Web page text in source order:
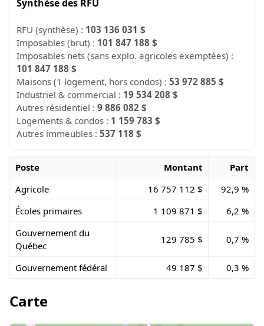
Synthèse des RFU
RFU (synthèse) : 103 136 031 $
Imposables (brut) : 101 847 188 $
Imposables nets (sans explo. agricoles exemptées) :
101 847 188 $
Maisons (1 logement, hors condos) :53 972 885 $
Industriel & commercial : 19 534 208 $
Autres résidentiel :9 886 082 $
Logements & condos : 1 159 783 $
Autres immeubles :537 118 $
Poste Montant
Part
Agricole
16 757 112 $
92,9 %
Écoles primaires
1 109 871 $
6,2 %
Gouvernement du
Québec
129 785 $ 0,7 %
Gouvernement fédéral 49 187 $ 0,3 %
Carte